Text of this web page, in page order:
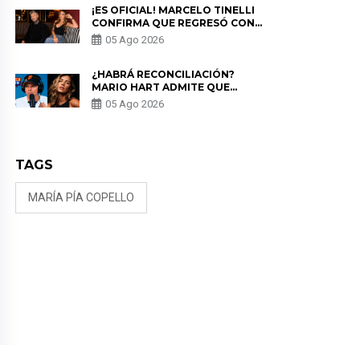
¡ES OFICIAL! MARCELO TINELLI
CONFIRMA QUE REGRESÓ CON
MILETT FIGUEROA: “EL AMOR
PUDO MÁS”
05 Ago 2026
¿HABRÁ RECONCILIACIÓN?
MARIO HART ADMITE QUE
PODRÍA VOLVER CON KORINA
RIVADENEIRA: “NO LE CERRARÍA
05 Ago 2026
TAGS
MARÍA PÍA COPELLO